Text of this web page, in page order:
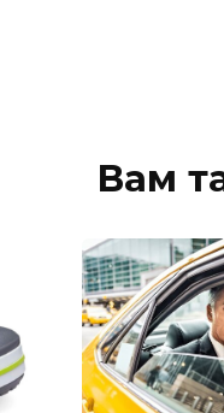
Вам